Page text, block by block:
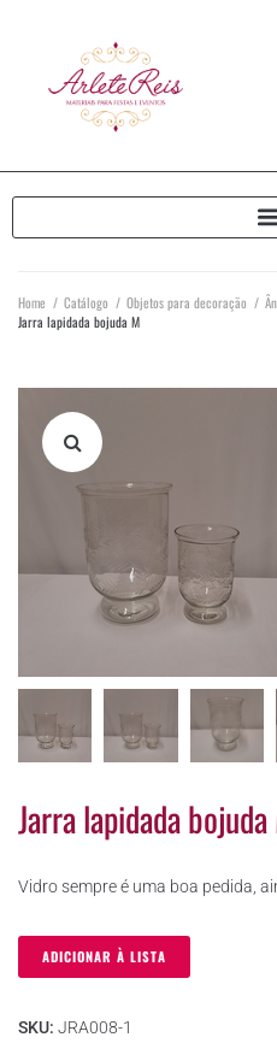
Home / Catálogo / Objetos para decoração /
Jarra lapidada bojuda M
Jarra lapidada bojuda
Vidro sempre é uma boa pedida,
ADICIONAR À LISTA
SKU: JRA008-1